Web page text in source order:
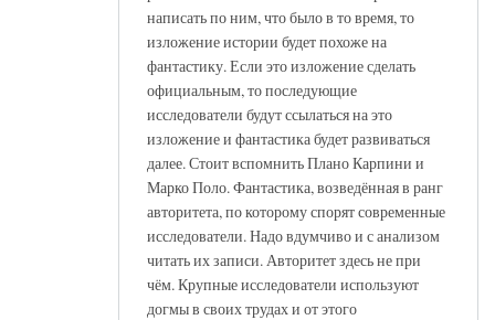
написать по ним, что было в то время, то
изложение истории будет похоже на
фантастику. Если это изложение сделать
официальным, то последующие
исследователи будут ссылаться на это
изложение и фантастика будет развиваться
далее. Стоит вспомнить Плано Карпини и
Марко Поло. Фантастика, возведённая в ранг
авторитета, по которому спорят современные
исследователи. Надо вдумчиво и с анализом
читать их записи. Авторитет здесь не при
чём. Крупные исследователи используют
догмы в своих трудах и от этого